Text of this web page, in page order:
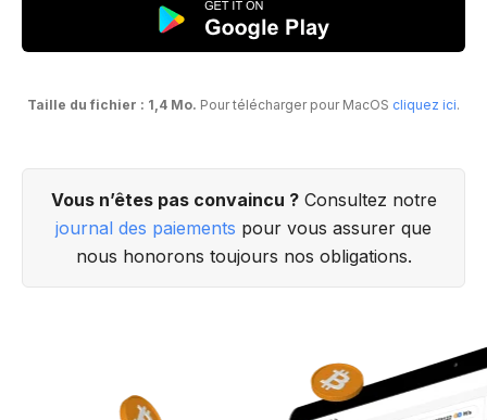
Taille du fichier : 1,4 Mo. Pour télécharger pour MacOS cliquez ici.
Vous n’êtes pas convaincu ?Consultez notre
journal des paiements pour vous assurer que
nous honorons toujours nos obligations.